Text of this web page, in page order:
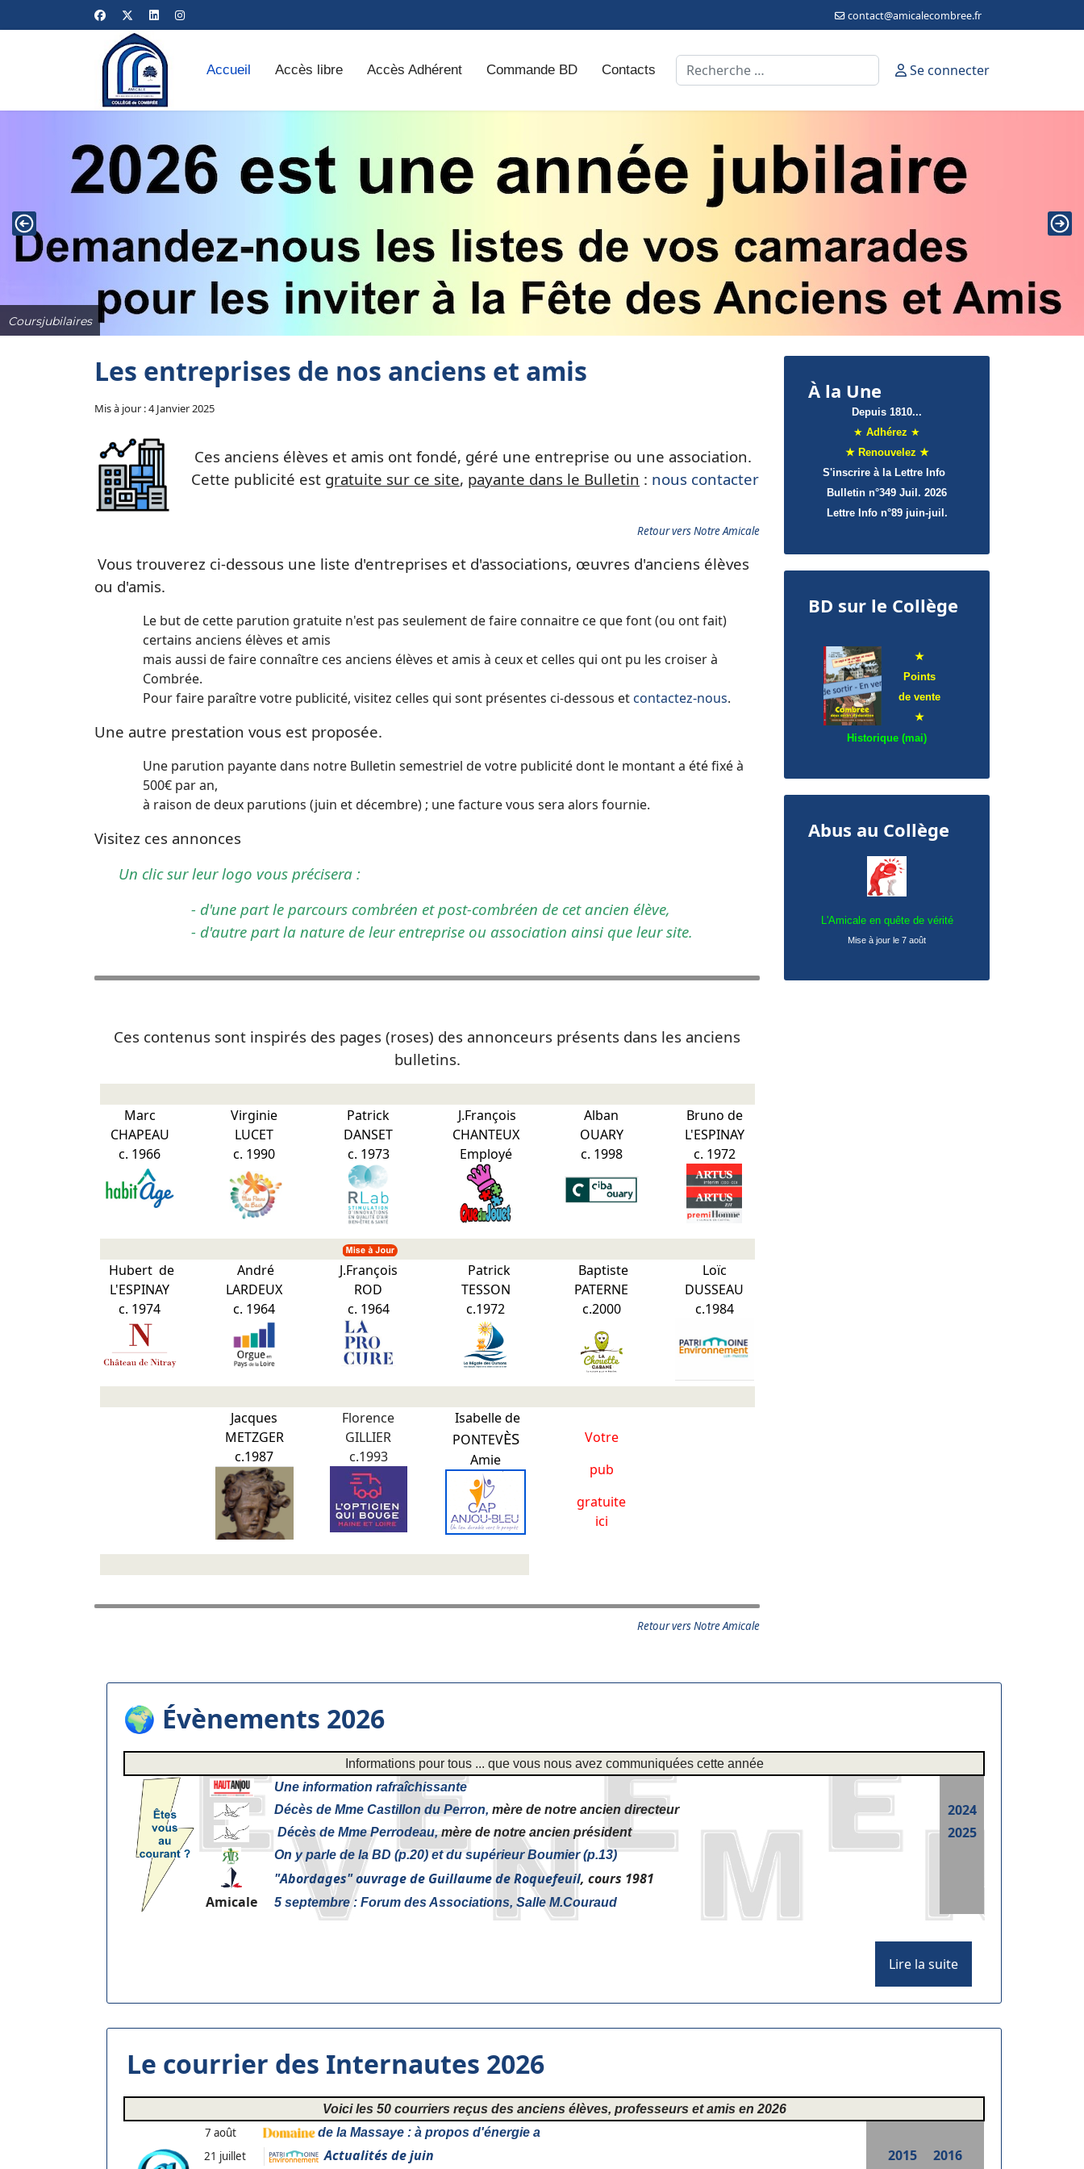
contact@amicalecombree.fr
Accueil Accès libre Accès Adhérent Commande BD Contacts Rechercher Se connecter
Coursjubilaires
Les entreprises de nos anciens et amis
Mis à jour : 4 Janvier 2025
Ces anciens élèves et amis ont fondé, géré une entreprise ou une association.
Cette publicité est gratuite sur ce site, payante dans le Bulletin : nous contacter
Retour vers Notre Amicale​
Vous trouverez ci-dessous une liste d'entreprises et d'associations, œuvres d'anciens élèves
ou d'amis.
Le but de cette parution gratuite n'est pas seulement de faire connaitre ce que font (ou ont fait)
certains anciens élèves et amis
mais aussi de faire connaître ces anciens élèves et amis à ceux et celles qui ont pu les croiser à
Combrée.
Pour faire paraître votre publicité, visitez celles qui sont présentes ci-dessous etcontactez-nous.
Une autre prestation vous est proposée.
Une parution payante dans notre Bulletin semestriel de votre publicité dont le montant a été fixé à
500€ par an,
à raison de deux parutions (juin et décembre) ; une facture vous sera alors fournie.
Visitez ces annonces
Un clic sur leur logo vous précisera :
- d'une part le parcours combréen et post-combréen de cet ancien élève,
- d'autre part la nature de leur entreprise ou association ainsi que leur site.
Ces contenus sont inspirés des pages (roses) des annonceurs présents dans les anciens
bulletins.
Marc
CHAPEAU
c. 1966
Virginie
LUCET
c. 1990
Patrick
DANSET
c. 1973
J.François
CHANTEUX
Employé
Alban
OUARY
c. 1998
Bruno de
L'ESPINAY
c. 1972
Hubert de
L'ESPINAY
c. 1974
André
LARDEUX
c. 1964
J.François
ROD
c. 1964
Patrick
TESSON
c.1972
Baptiste
PATERNE
c.2000
Loïc
DUSSEAU
c.1984
Jacques
METZGER
c.1987
Florence
GILLIER
c.1993
Isabelle de
PONTEVÈS
Amie
Votre
pub
gratuite
ici
Retour vers Notre Amicale
À la Une
Depuis 1810...
★ Adhérez ★
★ Renouvelez ★
S'inscrire à la Lettre Info
Bulletin n°349 Juil. 2026
Lettre Infon°89 juin-juil.
BD sur le Collège
★
Points
de vente
★
Historique (mai)
Abus au Collège
L'Amicale en quête de vérité
Mise à jour le 7 août
🌍 Évènements 2026
Informations pour tous ... que vous nous avez communiquées cette année
Une information rafraîchissante
Décès de Mme Castillon du Perron, mère de notre ancien directeur 2024
Décès de Mme Perrodeau,mère de notre ancien président 2025
On y parle de la BD (p.20) et du supérieur Boumier (p.13)
"Abordages" ouvrage de Guillaume de Roquefeuil, cours 1981
Amicale
5 septembre : Forum des Associations, Salle M.Couraud
Lire la suite
Le courrier des Internautes 2026
Voici les 50 courriers reçus des anciens élèves, professeurs et amis en 2026
7 août de la Massaye : à propos d'énergie a
21 juillet Actualités de juin 2015 2016